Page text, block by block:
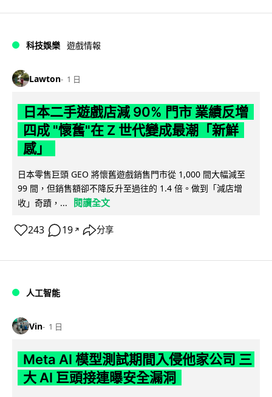
科技娛樂 遊戲情報
Lawton 1 日
日本二手遊戲店減 90% 門市 業績反增
四成 "懷舊"在 Z 世代變成最潮「新鮮
感」
日本零售巨頭 GEO 將懷舊遊戲銷售門市從 1,000 間大幅減至
99 間，但銷售額卻不降反升至過往的 1.4 倍。做到「減店增
收」奇蹟，...
閱讀全文
243 19 ↗ 分享
人工智能
Vin 1 日
Meta AI 模型測試期間入侵他家公司 三
大 AI 巨頭接連曝安全漏洞